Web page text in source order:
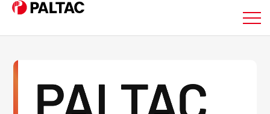
私たちについて